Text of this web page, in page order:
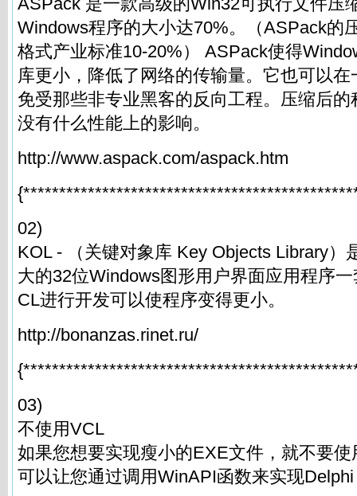
Windows程序的大小达70%。（ASPack的
格式产业标准10-20%） ASPack使得
库更小，降低了网络的传输量。它也可以
免受那些非专业黑客的反向工程。压缩后
没有什么性能上的影响。
http://www.aspack.com/aspack.htm
02)
KOL - （关键对象库 Key Objects Library）
大的32位Windows图形用户界面应用程序
CL进行开发可以使程序变得更小。
http://bonanzas.rinet.ru/
03)
不使用VCL
如果您想要实现瘦小的EXE文件，就不要
可以让您通过调用WinAPI函数来实现